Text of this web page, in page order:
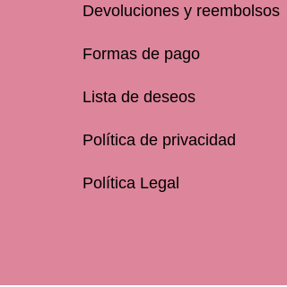
Devoluciones y reembolsos
Formas de pago
Lista de deseos
Política de privacidad
Política Legal